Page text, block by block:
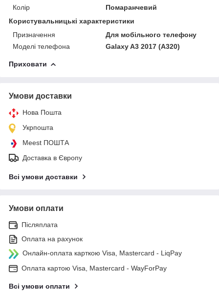
Колір
Помаранчевий
Користувальницькі характеристики
Призначення
Для мобільного телефону
Моделі телефона
Galaxy A3 2017 (A320)
Приховати
Умови доставки
Нова Пошта
Укрпошта
Meest ПОШТА
Доставка в Європу
Всі умови доставки
Умови оплати
Післяплата
Оплата на рахунок
Онлайн-оплата карткою Visa, Mastercard - LiqPay
Оплата картою Visa, Mastercard - WayForPay
Всі умови оплати